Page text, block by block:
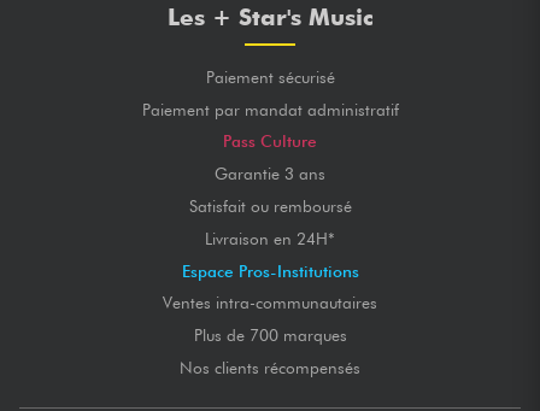
Les + Star's Music
Paiement sécurisé
Paiement par mandat administratif
Pass Culture
Garantie 3 ans
Satisfait ou remboursé
Livraison en 24H*
Espace Pros-Institutions
Ventes intra-communautaires
Plus de 700 marques
Nos clients récompensés